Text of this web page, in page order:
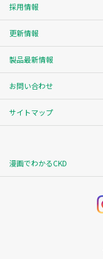
採用情報
更新情報
製品最新情報
お問い合わせ
サイトマップ
漫画でわかるCKD